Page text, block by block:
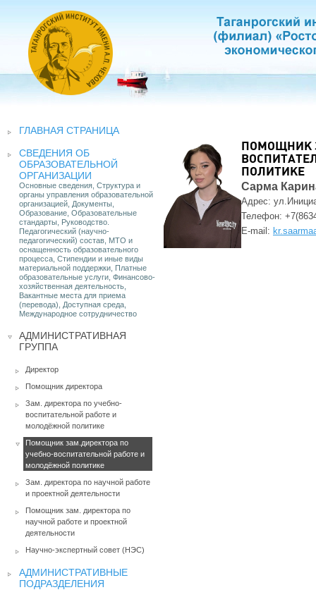
ГЛАВНАЯ СТРАНИЦА
СВЕДЕНИЯ ОБ
ОБРАЗОВАТЕЛЬНОЙ
ОРГАНИЗАЦИИ
Основные сведения, Структура и
органы управления образовательной
организацией, Документы,
Образование, Образовательные
стандарты, Руководство.
Педагогический (научно-
педагогический) состав, МТО и
оснащенность образовательного
процесса, Стипендии и иные виды
материальной поддержки, Платные
образовательные услуги, Финансово-
хозяйственная деятельность,
Вакантные места для приема
(перевода), Доступная среда,
Международное сотрудничество
АДМИНИСТРАТИВНАЯ
ГРУППА
Директор
Помощник директора
Зам. директора по учебно-
воспитательной работе и
молодёжной политике
Помощник зам.директора по
учебно-воспитательной работе и
молодёжной политике
Зам. директора по научной работе
и проектной деятельности
Помощник зам. директора по
научной работе и проектной
деятельности
Научно-экспертный совет (НЭС)
АДМИНИСТРАТИВНЫЕ
ПОДРАЗДЕЛЕНИЯ
ПОМОЩНИК
ПОЛИТИКЕ
Сарма
Адрес:
Телефон:
E-mail: